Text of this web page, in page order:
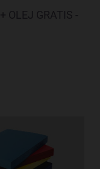
OLEJ GRATIS -